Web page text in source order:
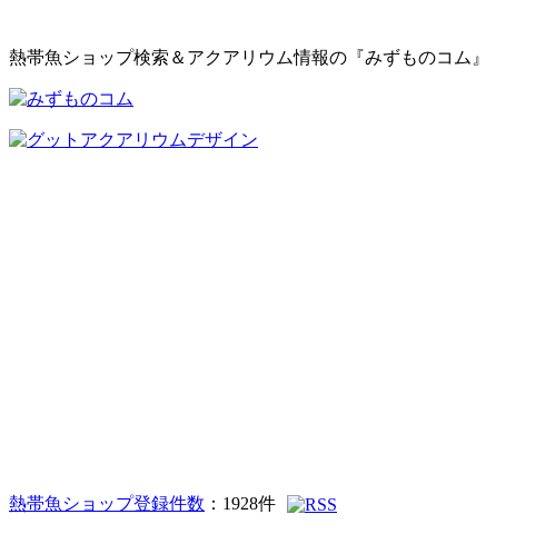
熱帯魚ショップ検索＆アクアリウム情報の『みずものコム』
熱帯魚ショップ登録件数 ： 1928件